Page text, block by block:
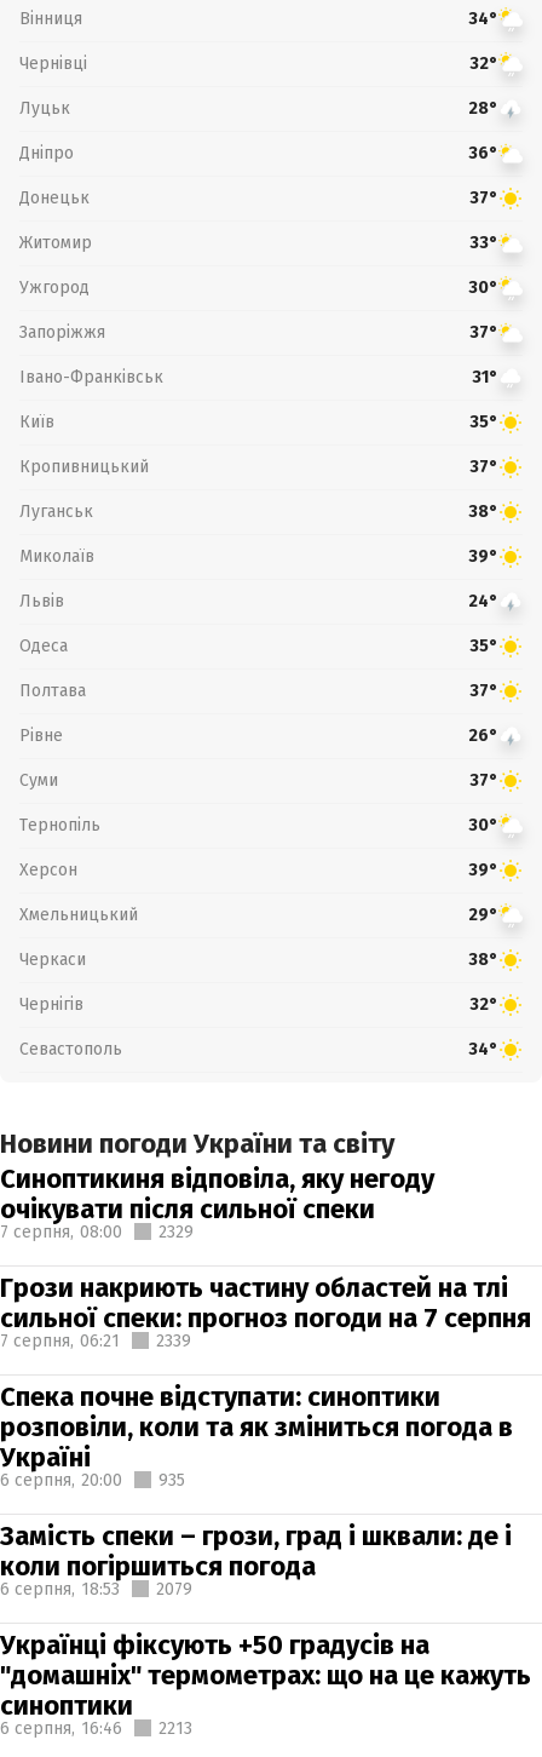
Вінниця 34°
Чернівці 32°
Луцьк 28°
Дніпро 36°
Донецьк 37°
Житомир 33°
Ужгород 30°
Запоріжжя 37°
Івано-Франківськ 31°
Київ 35°
Кропивницький 37°
Луганськ 38°
Миколаїв 39°
Львів 24°
Одеса 35°
Полтава 37°
Рівне 26°
Суми 37°
Тернопіль 30°
Херсон 39°
Хмельницький 29°
Черкаси 38°
Чернігів 32°
Севастополь 34°
Новини погоди України та світу
Синоптикиня відповіла, яку негоду
очікувати після сильної спеки
7 серпня, 08:00 2329
Грози накриють частину областей на тлі
сильної спеки: прогноз погоди на 7 серпня
7 серпня, 06:21 2339
Спека почне відступати: синоптики
розповіли, коли та як зміниться погода в
Україні
6 серпня, 20:00 935
Замість спеки – грози, град і шквали: де і
коли погіршиться погода
6 серпня, 18:53 2079
Українці фіксують +50 градусів на
"домашніх" термометрах: що на це кажуть
синоптики
6 серпня, 16:46 2213